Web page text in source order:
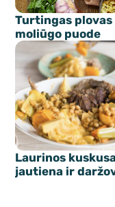
Turtingas plovas
moliūgo puode
Laurinos
jautiena ir